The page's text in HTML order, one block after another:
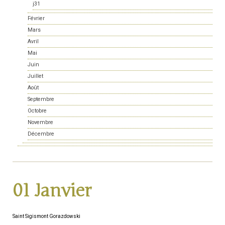
j31
Février
Mars
Avril
Mai
Juin
Juillet
Août
Septembre
Octobre
Novembre
Décembre
01 Janvier
Saint Sigismont Gorazdowski